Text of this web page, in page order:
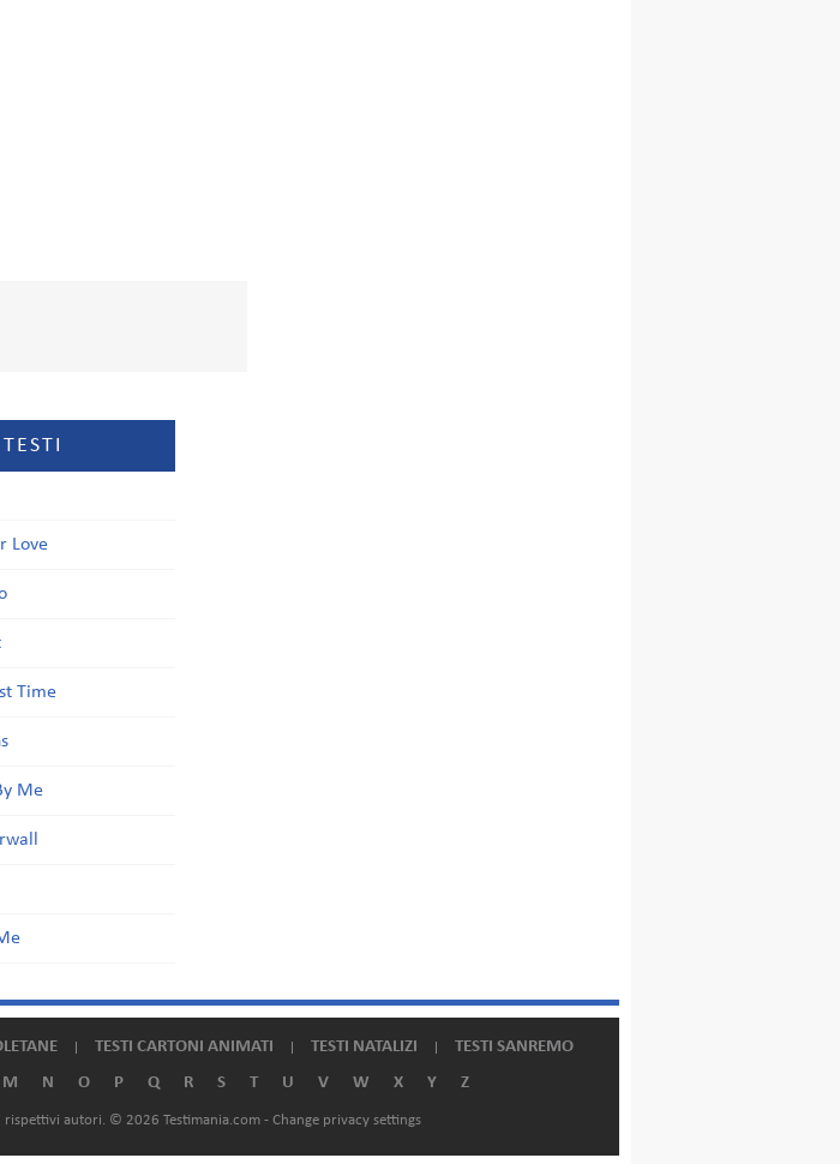
Love
Time
Me
TESTI CARTONI ANIMATI TESTI NATALIZI
TESTI SANREMO
M N O P Q R S T U V W X Y Z
autori. © 2026 Testimania.com - Change privacy settings